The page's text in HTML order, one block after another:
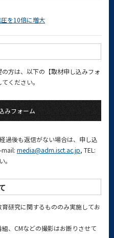
を10倍に増大
方は、以下の【取材申し込みフォ
ください。
みフォーム
過後も返信がない場合は、申し込
mail: media@adm.isct.ac.jp, TEL:
研究に関するもののみ実施してお
、CMなどの撮影はお断りさせて